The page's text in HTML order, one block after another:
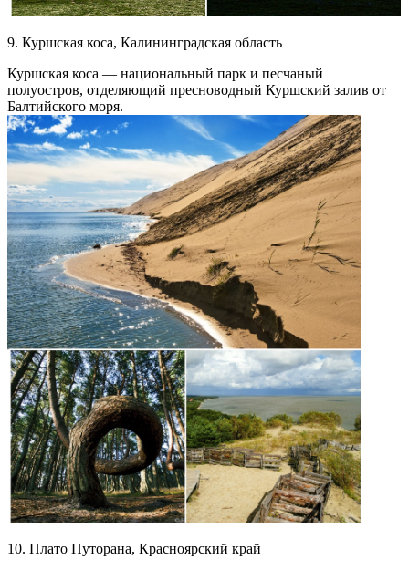
9. Куршская коса, Калининградская область
Куршская коса — национальный парк и песчаный
полуостров, отделяющий пресноводный Куршский залив от
Балтийского моря.
10. Плато Путорана, Красноярский край